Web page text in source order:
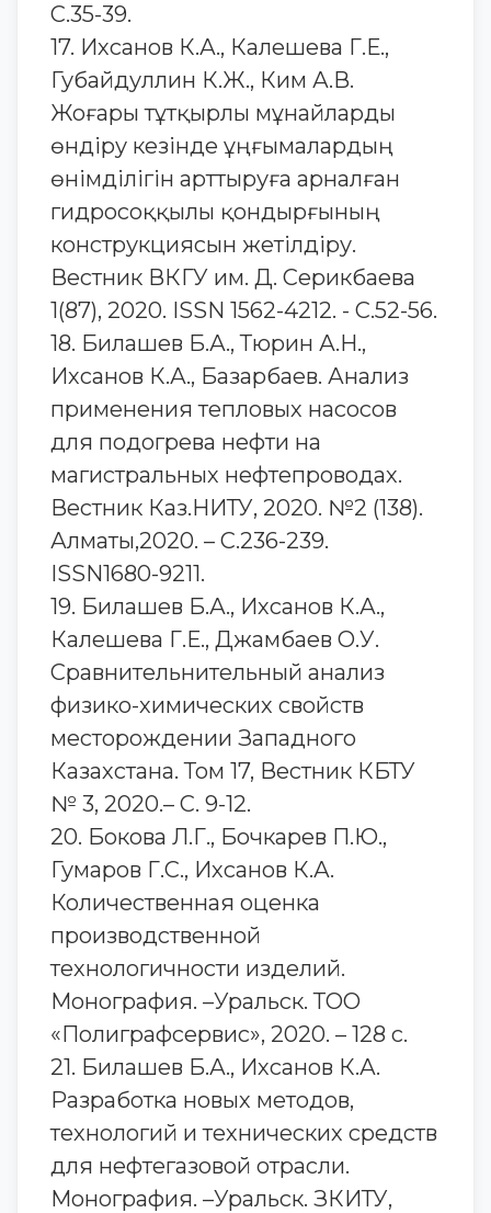
С.35-39.
17. Ихсанов К.А., Калешева Г.Е.,
Губайдуллин К.Ж., Ким А.В.
Жоғары тұтқырлы мұнайларды
өндіру кезінде ұңғымалардың
өнімділігін арттыруға арналған
гидросоққылы қондырғының
конструкциясын жетілдіру.
Вестник ВКГУ им. Д. Серикбаева
1(87), 2020. ISSN 1562-4212. - С.52-56.
18. Билашев Б.А., Тюрин А.Н.,
Ихсанов К.А., Базарбаев. Анализ
применения тепловых насосов
для подогрева нефти на
магистральных нефтепроводах.
Вестник Каз.НИТУ, 2020. №2 (138).
Алматы,2020. – С.236-239.
ISSN1680-9211.
19. Билашев Б.А., Ихсанов К.А.,
Калешева Г.Е., Джамбаев О.У.
Сравнительнительный анализ
физико-химических свойств
месторождении Западного
Казахстана. Том 17, Вестник КБТУ
№ 3, 2020.– С. 9-12.
20. Бокова Л.Г., Бочкарев П.Ю.,
Гумаров Г.С., Ихсанов К.А.
Количественная оценка
производственной
технологичности изделий.
Монография. –Уральск. ТОО
«Полиграфсервис», 2020. – 128 с.
21. Билашев Б.А., Ихсанов К.А.
Разработка новых методов,
технологий и технических средств
для нефтегазовой отрасли.
Монография. –Уральск. ЗКИТУ,